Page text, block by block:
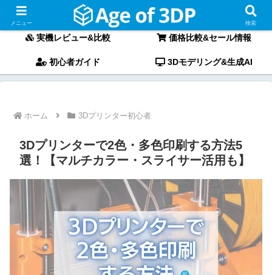
〜最新3Dプリンターの「実機レビュー」と「徹底比較」〜
実機レビュー&比較 価格比較&セール情報
初心者ガイド 3Dモデリング&生成AI
ホーム 3Dプリンター初心者
3Dプリンターで2色・多色印刷する方法5
選！【マルチカラー・スライサー活用も】
メニュー 検索